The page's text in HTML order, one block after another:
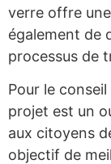
verre offre
également de
processus de
Pour le
projet est un
aux citoyens
objectif de